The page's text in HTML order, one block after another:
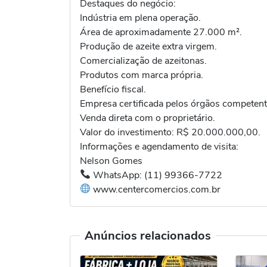
Destaques do negócio:
Indústria em plena operação.
Área de aproximadamente 27.000 m².
Produção de azeite extra virgem.
Comercialização de azeitonas.
Produtos com marca própria.
Benefício fiscal.
Empresa certificada pelos órgãos
Venda direta com o proprietário.
Valor do investimento: R$ 20.000.000,00.
Informações e agendamento de visita:
Nelson Gomes
WhatsApp: (11) 99366-7722
www.centercomercios.com.br
Anúncios relacionados